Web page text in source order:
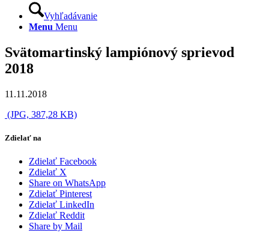
Vyhľadávanie
Menu Menu
Svätomartinský lampiónový sprievod
2018
11.11.2018
(JPG, 387,28 KB)
Zdielať na
Zdielať Facebook
Zdielať X
Share on WhatsApp
Zdielať Pinterest
Zdielať LinkedIn
Zdielať Reddit
Share by Mail